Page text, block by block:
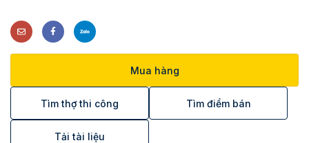
Mua hàng
Tìm thợ thi công Tìm điểm bán
Tải tài liệu